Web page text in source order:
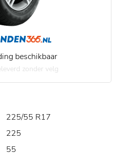
beschikbaar
zonder velg
225/55 R17
225
55